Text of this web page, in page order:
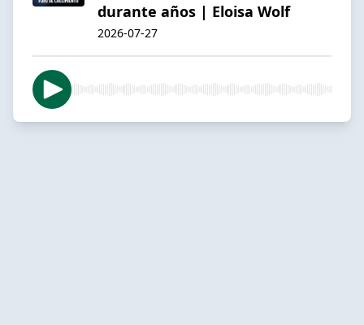
durante años | Eloisa Wolf
2026-07-27